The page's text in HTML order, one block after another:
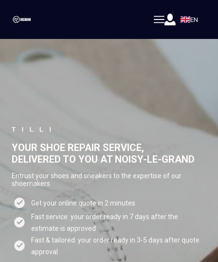
EN
YOUR SHOE REPAIR SERVICE,
DELIVERED TO YOU AT NOISY-LE-GRAND
Entrust your shoes and sneakers to the expertise of our
shoemakers
Get your online quote in 2 minutes
Fast service: your order ready in 7 days after the
estimate is approved
Fast & tailored: your order ready in 3-5 days after quote
approval